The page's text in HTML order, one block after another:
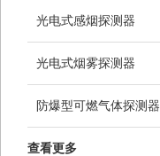
光电式感烟探测器
光电式烟雾探测器
防爆型可燃气体探测器
查看更多